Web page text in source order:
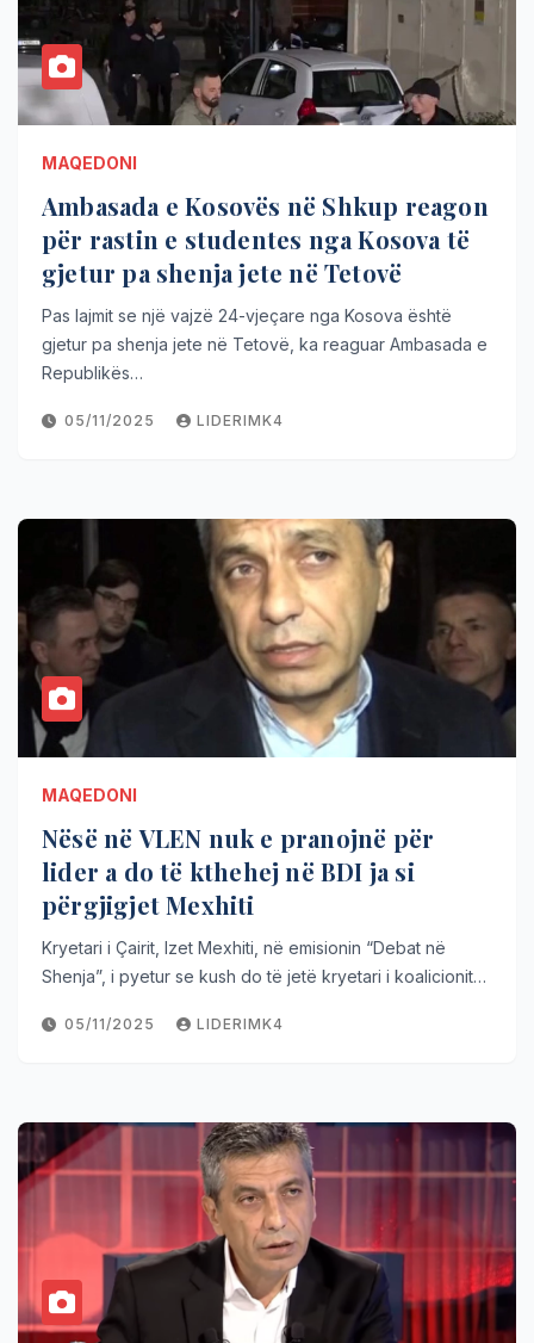
MAQEDONI
Ambasada e Kosovës në Shkup reagon
për rastin e studentes nga Kosova të
gjetur pa shenja jete në Tetovë
Pas lajmit se një vajzë 24-vjeçare nga Kosova është
gjetur pa shenja jete në Tetovë, ka reaguar Ambasada e
Republikës…
05/11/2025 LIDERIMK4
MAQEDONI
Nësë në VLEN nuk e pranojnë për
lider a do të kthehej në BDI ja si
përgjigjet Mexhiti
Kryetari i Çairit, Izet Mexhiti, në emisionin “Debat në
Shenja”, i pyetur se kush do të jetë kryetari i koalicionit…
05/11/2025 LIDERIMK4